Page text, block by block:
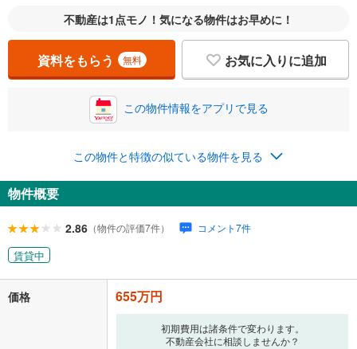
不動産は1点モノ！気になる物件はお早めに！
資料をもらう 無料 お気に入りに追加
この物件情報をアプリで見る
この物件と特徴の似ている物件を見る
物件概要
2.86 （物件の評価7件） コメント7件
賃貸中
価格 655万円
初期費用は諸条件で変わります。
不動産会社に相談しませんか？